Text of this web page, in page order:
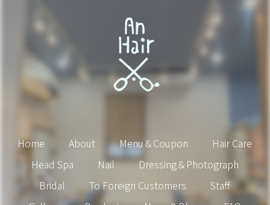
Home About Menu＆Coupon
Hair Care
Head Spa
Nail
Dressing＆Photograph
Bridal
To Foreign Customers
Staff